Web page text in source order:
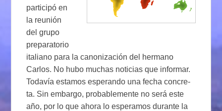
participó en
la reunión
del grupo
preparatorio
italiano para la canonización del hermano
Carlos. No hubo muchas noticias que informar.
Todavía estamos esperando una fecha concre-
ta. Sin embargo, probablemente no será este
año, por lo que ahora lo esperamos durante la